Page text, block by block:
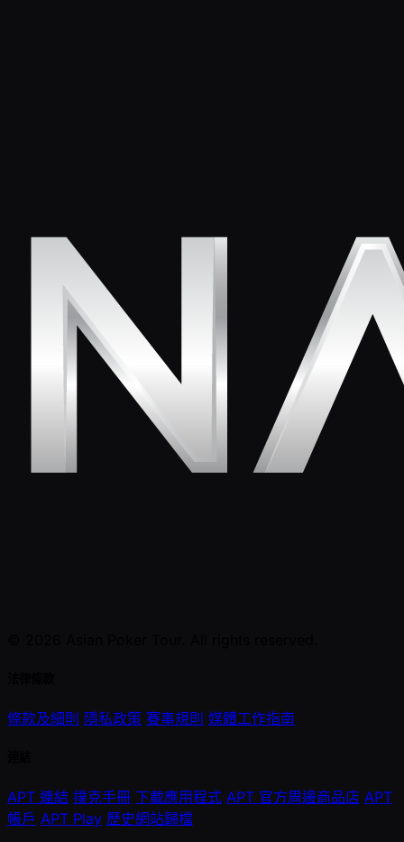
條款及細則 隱私政策 賽事規則 媒體工作指南
APT 連結 撲克手冊 下載應用程式 APT 官方周邊商品店 APT
帳戶 APT Play 歷史網站歸檔